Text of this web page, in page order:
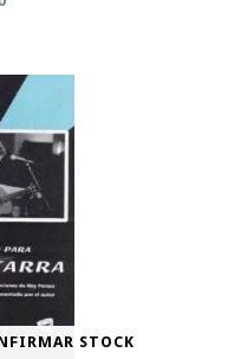
STOCK